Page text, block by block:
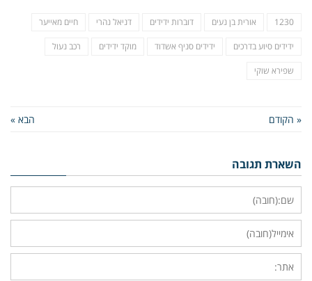
1230 אורית בן נעים דוברות ידידים דניאל נהרי חיים מאייער
ידידים סיוע בדרכים ידידים סניף אשדוד מוקד ידידים רכב נעול
שפירא שוקי
« הקודם הבא »
השארת תגובה